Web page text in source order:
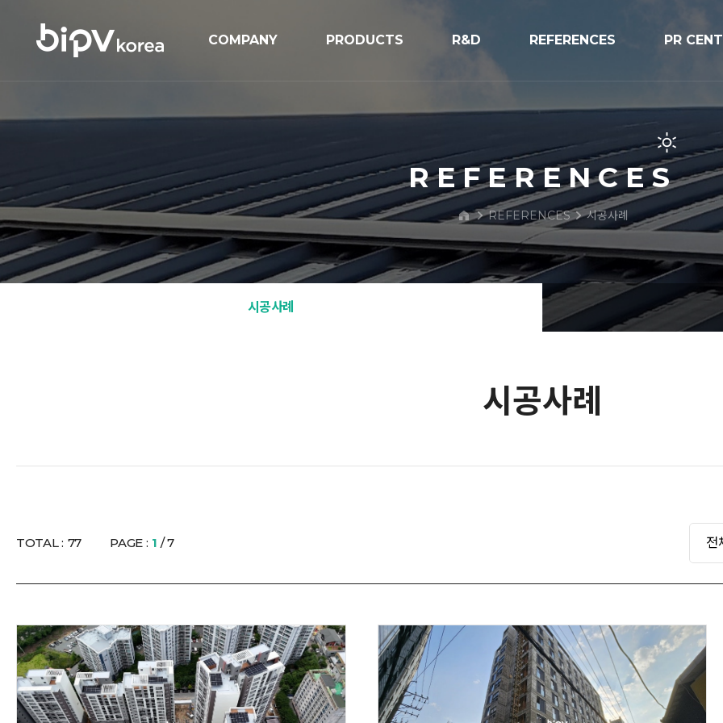
COMPANY
오시는길
PRODUCTS
BIPV
GIPV
MIPV
ESS
Solar Street Light
R&D
R&D
REFERENCES
시공사례
PR
공지사항
보도자료
PR/전시
BIPV
문의하기
REFERENCES
REFERENCES 시공사례
시공사례
시공사례
전
TOTAL : 77 PAGE : 1 / 7